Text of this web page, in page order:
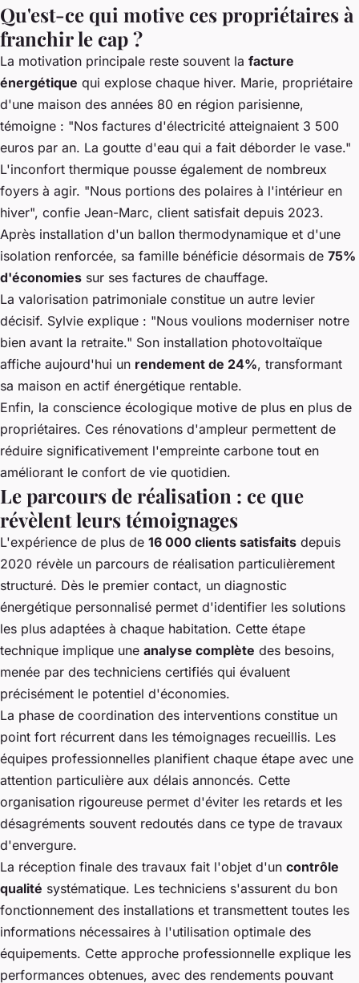
Qu'est-ce qui motive ces propriétaires à
franchir le cap ?
La motivation principale reste souvent la facture
énergétique qui explose chaque hiver. Marie, propriétaire
d'une maison des années 80 en région parisienne,
témoigne : "Nos factures d'électricité atteignaient 3 500
euros par an. La goutte d'eau qui a fait déborder le vase."
L'inconfort thermique pousse également de nombreux
foyers à agir. "Nous portions des polaires à l'intérieur en
hiver", confie Jean-Marc, client satisfait depuis 2023.
Après installation d'un ballon thermodynamique et d'une
isolation renforcée, sa famille bénéficie désormais de 75%
d'économies sur ses factures de chauffage.
La valorisation patrimoniale constitue un autre levier
décisif. Sylvie explique : "Nous voulions moderniser notre
bien avant la retraite." Son installation photovoltaïque
affiche aujourd'hui un rendement de 24%, transformant
sa maison en actif énergétique rentable.
Enfin, la conscience écologique motive de plus en plus de
propriétaires. Ces rénovations d'ampleur permettent de
réduire significativement l'empreinte carbone tout en
améliorant le confort de vie quotidien.
Le parcours de réalisation : ce que
révèlent leurs témoignages
L'expérience de plus de 16 000 clients satisfaits depuis
2020 révèle un parcours de réalisation particulièrement
structuré. Dès le premier contact, un diagnostic
énergétique personnalisé permet d'identifier les solutions
les plus adaptées à chaque habitation. Cette étape
technique implique une analyse complète des besoins,
menée par des techniciens certifiés qui évaluent
précisément le potentiel d'économies.
La phase de coordination des interventions constitue un
point fort récurrent dans les témoignages recueillis. Les
équipes professionnelles planifient chaque étape avec une
attention particulière aux délais annoncés. Cette
organisation rigoureuse permet d'éviter les retards et les
désagréments souvent redoutés dans ce type de travaux
d'envergure.
La réception finale des travaux fait l'objet d'un contrôle
qualité systématique. Les techniciens s'assurent du bon
fonctionnement des installations et transmettent toutes les
informations nécessaires à l'utilisation optimale des
équipements. Cette approche professionnelle explique les
performances obtenues, avec des rendements pouvant